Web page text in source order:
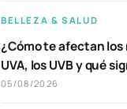
BELLEZA & SALUD
¿Cómo te afectan
UVA, los UVB y qué
05/08/2026